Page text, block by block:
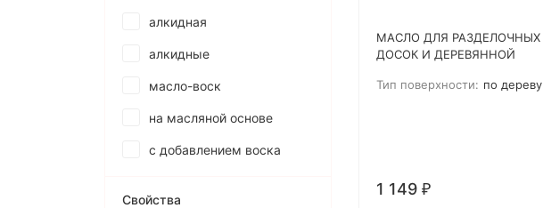
МАСЛО ДЛЯ РАЗДЕЛОЧНЫХ
ДОСОК И ДЕРЕВЯННОЙ
специально разработано для
контактирующих с пищей.
Тип поверхности: по дереву
1 149 ₽
алкидная
алкидные
масло-воск
на масляной основе
с добавлением воска
Свойства